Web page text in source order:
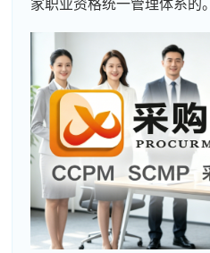
家职业资格统一管理体系的。